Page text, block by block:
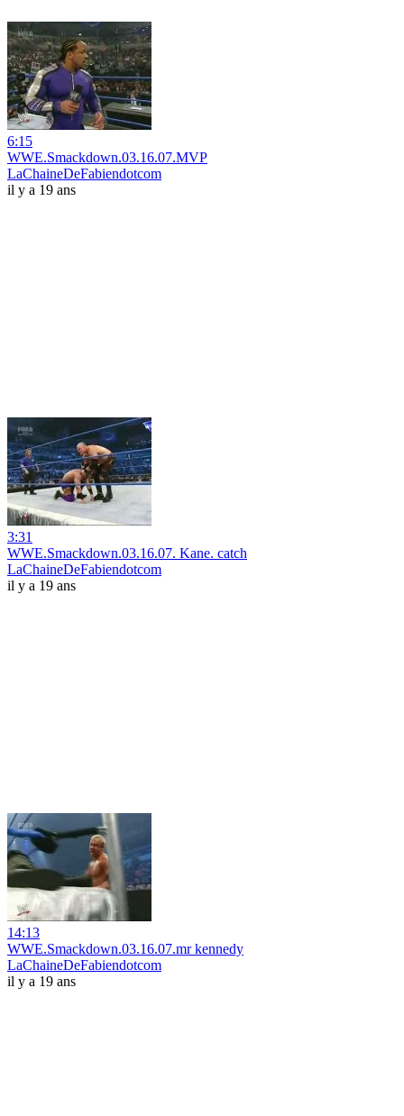
6:15
WWE.Smackdown.03.16.07.MVP
LaChaineDeFabiendotcom
il y a 19 ans
3:31
WWE.Smackdown.03.16.07. Kane. catch
LaChaineDeFabiendotcom
il y a 19 ans
14:13
WWE.Smackdown.03.16.07.mr kennedy
LaChaineDeFabiendotcom
il y a 19 ans